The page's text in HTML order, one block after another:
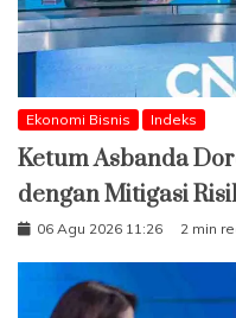
Ekonomi Bisnis Indeks
Ketum Asbanda
dengan Mitigasi
06 Agu 2026 11:26 2 min